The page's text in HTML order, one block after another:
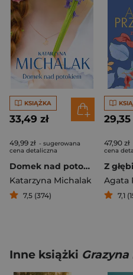
KSIĄŻKA
33,49 zł
49,99 zł - sugerowana
cena detaliczna
Domek nad potokiem
Katarzyna Michalak
7,5 (374)
29,35
47,90 zł
cena
Z
Agata
7,1
Inne książki